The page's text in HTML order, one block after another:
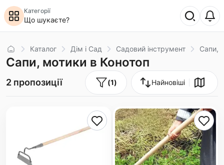
Категорії
Що шукаєте?
ГоловнаКаталог Дім і Сад Cадовий інструмент Сапи,
Сапи, мотики в Конотоп
2 пропозиції (1) Найновіші